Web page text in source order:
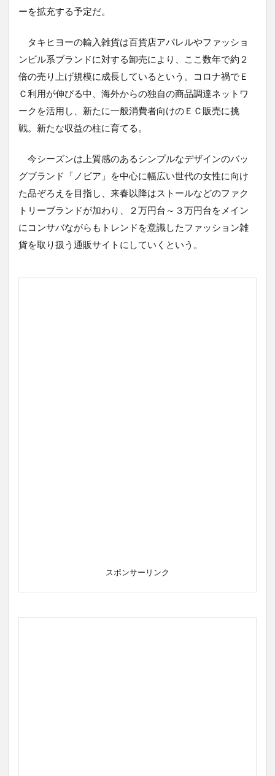
ーを拡充する予定だ。
タキヒヨーの輸入雑貨は百貨店アパレルやファッショ
ンビル系ブランドに対する卸売により、ここ数年で約２
倍の売り上げ規模に成長しているという。コロナ禍でＥ
Ｃ利用が伸びる中、海外からの独自の商品調達ネットワ
ークを活用し、新たに一般消費者向けのＥＣ販売に挑
戦。新たな収益の柱に育てる。
今シーズンは上質感のあるシンプルなデザインのバッ
グブランド「ノビア」を中心に幅広い世代の女性に向け
た品ぞろえを目指し、来春以降はストールなどのファク
トリーブランドが加わり、２万円台～３万円台をメイン
にコンサバながらもトレンドを意識したファッション雑
貨を取り扱う通販サイトにしていくという。
スポンサーリンク